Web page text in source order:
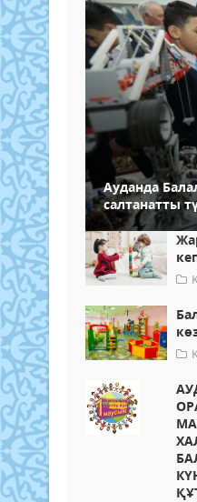
Ауданда
салтанатты